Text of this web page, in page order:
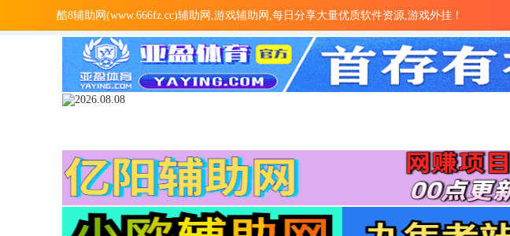
酷8辅助网(www.666fz.cc)辅助网,游戏辅助网,每日分享大量优质软件资源,游戏外挂！